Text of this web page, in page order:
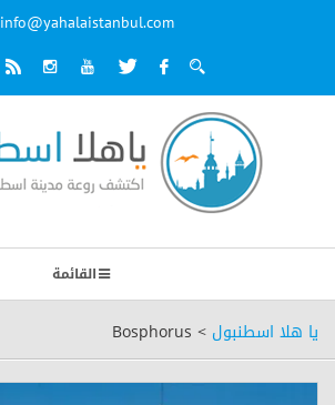
info@yahalaistanbul.com
القائمة
يا هلا اسطنبول >
Bosphorus